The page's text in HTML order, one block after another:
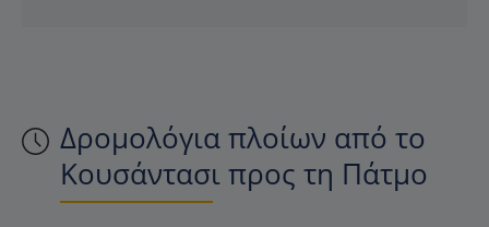
Δρομολόγια πλοίων από το
Κουσάντασι προς τη Πάτμο